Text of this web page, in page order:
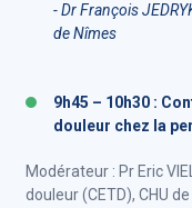
- Dr François
de Nîmes
9h45 – 10h30 :
douleur chez la
Modérateur : Pr Eric
douleur (CETD), CHU